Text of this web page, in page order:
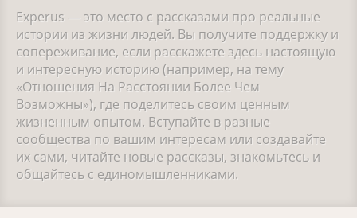
Experus — это место с рассказами про реальные
истории из жизни людей. Вы получите поддержку и
сопереживание, если расскажете здесь настоящую
и интересную историю (например, на тему
«Отношения На Расстоянии Более Чем
Возможны»), где поделитесь своим ценным
жизненным опытом. Вступайте в разные
сообщества по вашим интересам или создавайте
их сами, читайте новые рассказы, знакомьтесь и
общайтесь с единомышленниками.